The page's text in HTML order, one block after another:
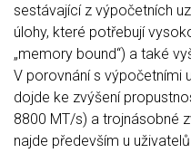
sestávající z výpočetních
úlohy, které potřebují
„memory bound“) a také
V porovnání s výpočetními
dojde ke zvýšení
8800 MT/s) a trojnásobné
najde především u